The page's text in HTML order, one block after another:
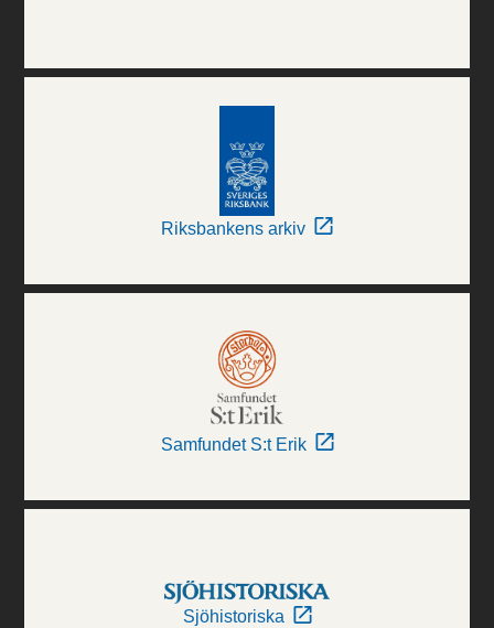
Riksbankens arkiv
Samfundet S:t Erik
Sjöhistoriska